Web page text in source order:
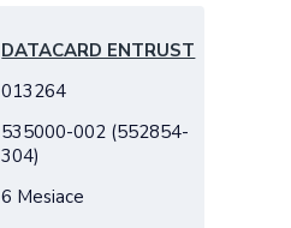
DATACARD ENTRUST
013264
535000-002 (552854-
304)
6 Mesiace